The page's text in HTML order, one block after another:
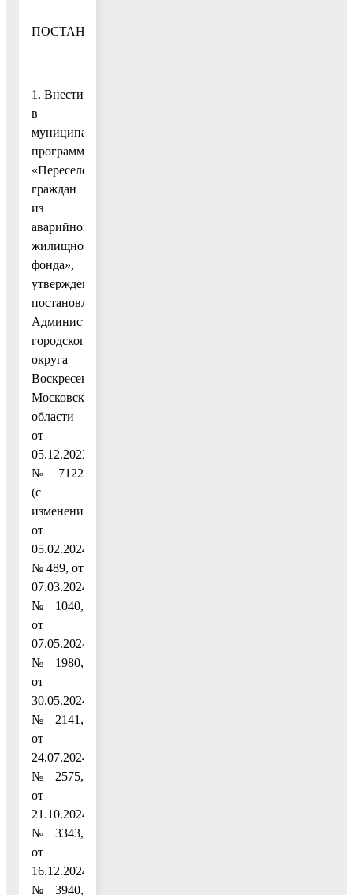
ПОСТАНОВЛЯЮ:
1. Внести
в
муниципальную
программу
«Переселение
граждан
из
аварийного
жилищного
фонда»,
утвержденную
постановлением
Администрации
городского
округа
Воскресенск
Московской
области
от
05.12.2023
№ 7122
(с
изменениями
от
05.02.2024
№ 489, от
07.03.2024
№ 1040,
от
07.05.2024
№ 1980,
от
30.05.2024
№ 2141,
от
24.07.2024
№ 2575,
от
21.10.2024
№ 3343,
от
16.12.2024
№ 3940,